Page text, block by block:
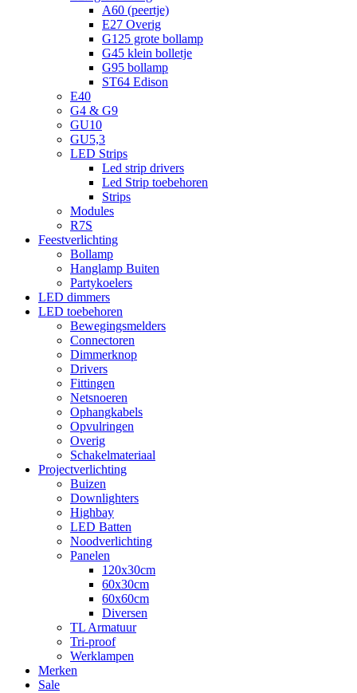
A60 (peertje)
E27 Overig
G125 grote bollamp
G45 klein bolletje
G95 bollamp
ST64 Edison
E40
G4 & G9
GU10
GU5,3
LED Strips
Led strip drivers
Led Strip toebehoren
Strips
Modules
R7S
Feestverlichting
Bollamp
Hanglamp Buiten
Partykoelers
LED dimmers
LED toebehoren
Bewegingsmelders
Connectoren
Dimmerknop
Drivers
Fittingen
Netsnoeren
Ophangkabels
Opvulringen
Overig
Schakelmateriaal
Projectverlichting
Buizen
Downlighters
Highbay
LED Batten
Noodverlichting
Panelen
120x30cm
60x30cm
60x60cm
Diversen
TL Armatuur
Tri-proof
Werklampen
Merken
Sale